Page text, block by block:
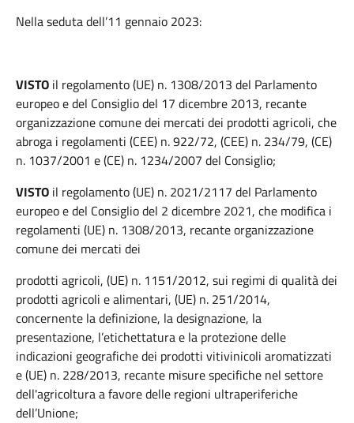
Nella seduta dell’11 gennaio 2023:
VISTO il regolamento (UE) n. 1308/2013 del Parlamento
europeo e del Consiglio del 17 dicembre 2013, recante
organizzazione comune dei mercati dei prodotti agricoli, che
abroga i regolamenti (CEE) n. 922/72, (CEE) n. 234/79, (CE)
n. 1037/2001 e (CE) n. 1234/2007 del Consiglio;
VISTO il regolamento (UE) n. 2021/2117 del Parlamento
europeo e del Consiglio del 2 dicembre 2021, che modifica i
regolamenti (UE) n. 1308/2013, recante organizzazione
comune dei mercati dei
prodotti agricoli, (UE) n. 1151/2012, sui regimi di qualità dei
prodotti agricoli e alimentari, (UE) n. 251/2014,
concernente la definizione, la designazione, la
presentazione, l’etichettatura e la protezione delle
indicazioni geografiche dei prodotti vitivinicoli aromatizzati
e (UE) n. 228/2013, recante misure specifiche nel settore
dell'agricoltura a favore delle regioni ultraperiferiche
dell’Unione;